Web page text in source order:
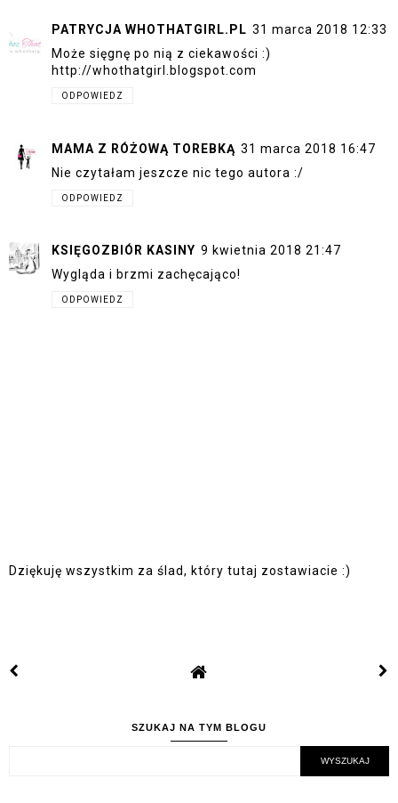
PATRYCJA WHOTHATGIRL.PL 31 marca 2018 12:33
Może sięgnę po nią z ciekawości :)
http://whothatgirl.blogspot.com
ODPOWIEDZ
MAMA Z RÓŻOWĄ TOREBKĄ 31 marca 2018 16:47
Nie czytałam jeszcze nic tego autora :/
ODPOWIEDZ
KSIĘGOZBIÓR KASINY 9 kwietnia 2018 21:47
Wygląda i brzmi zachęcająco!
ODPOWIEDZ
Dziękuję wszystkim za ślad, który tutaj zostawiacie :)
SZUKAJ NA TYM BLOGU